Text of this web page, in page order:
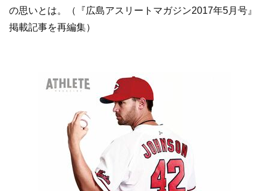
の思いとは。（『広島アスリートマガジン2017年5月号』
掲載記事を再編集）